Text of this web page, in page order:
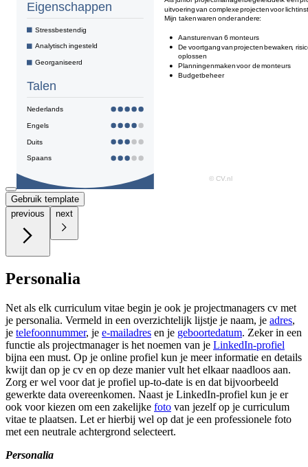
Gebruik template
previous
next
Personalia
Net als elk curriculum vitae begin je ook je projectmanagers cv met
je personalia. Vermeld in een overzichtelijk lijstje je naam, je adres,
je telefoonnummer, je e-mailadres en je geboortedatum. Zeker in een
functie als projectmanager is het noemen van je LinkedIn-profiel
bijna een must. Op je online profiel kun je meer informatie en details
kwijt dan op je cv en op deze manier vult het elkaar naadloos aan.
Zorg er wel voor dat je profiel up-to-date is en dat bijvoorbeeld
gewerkte data overeenkomen. Naast je LinkedIn-profiel kun je er
ook voor kiezen om een zakelijke foto van jezelf op je curriculum
vitae te plaatsen. Let er hierbij wel op dat je een professionele foto
met een neutrale achtergrond selecteert.
Personalia